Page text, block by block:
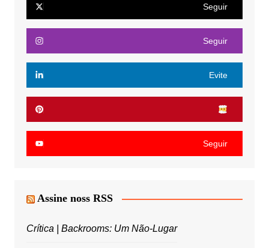
Seguir
Seguir
Evite
Seguir
Assine noss RSS
Crítica | Backrooms: Um Não-Lugar